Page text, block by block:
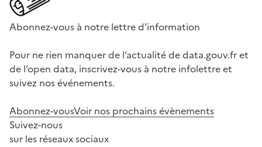
Abonnez-vous à notre lettre d'information
Pour ne rien manquer de l’actualité de data.gouv.fr et
de l’open data, inscrivez-vous à notre infolettre et
suivez nos événements.
Abonnez-vousVoir nos prochains évènements
Suivez-nous
sur les réseaux sociaux